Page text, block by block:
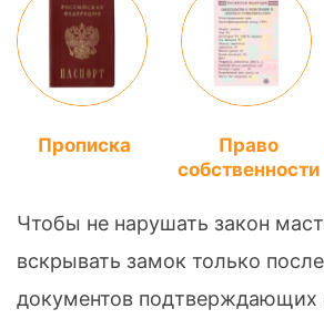
Прописка
Право
собственности
Чтобы не нарушать закон
вскрывать замок только
документов подтверждающих